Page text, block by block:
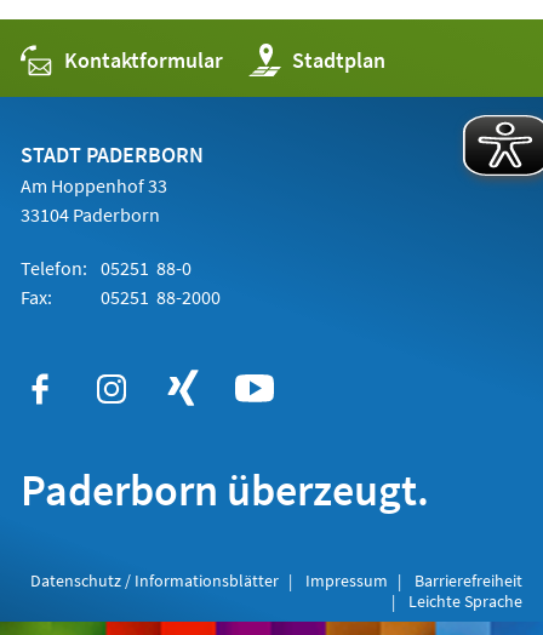
Kontaktformular Stadtplan
(Öffnet
in
einem
STADT PADERBORN
Am Hoppenhof 33
33104 Paderborn
Telefon: 05251 88-0
Fax:
05251 88-2000
Paderborn überzeugt.
Datenschutz / Informationsblätter Impressum
Barrierefreiheit
Leichte Sprache